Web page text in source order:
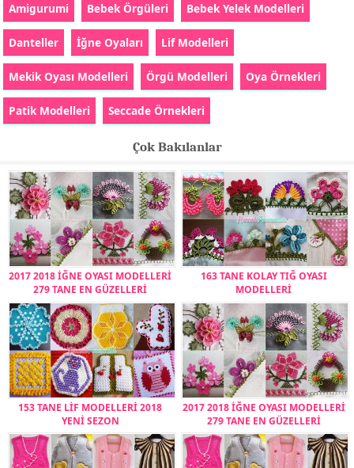
Amigurumi Bebek Örgüleri Bebek Yelek Modelleri
Danteller İğne Oyaları Lif Modelleri
Mekik Oyası Modelleri Örgü Modelleri Oya Örnekleri
Patik Modelleri Seccade Örnekleri
Çok Bakılanlar
2017 2018 İĞNE OYASI MODELLERİ
279 TANE EN GÜZELLERİ
163 TANE KOLAY TIĞ OYASI
MODELLERİ
153 TANE LİF MODELLERİ 2018
YENİ SEZON
2017 2018 İĞNE OYASI MODELLERİ
279 TANE EN GÜZELLERİ